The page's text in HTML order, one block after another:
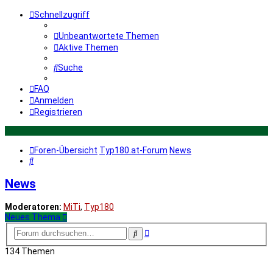
Schnellzugriff
Unbeantwortete Themen
Aktive Themen
Suche
FAQ
Anmelden
Registrieren
Foren-Übersicht Typ180.at-Forum News
Suche
News
Moderatoren: MiTi, Typ180
Neues Thema
SucheErweiterte
134 Themen